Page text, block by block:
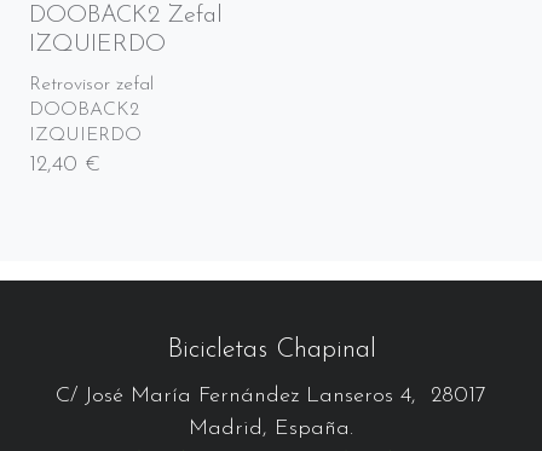
DOOBACK2 Zefal
IZQUIERDO
Retrovisor zefal
DOOBACK2
IZQUIERDO
12,40 €
Bicicletas Chapinal
C/ José María Fernández Lanseros 4, 28017
Madrid, España.